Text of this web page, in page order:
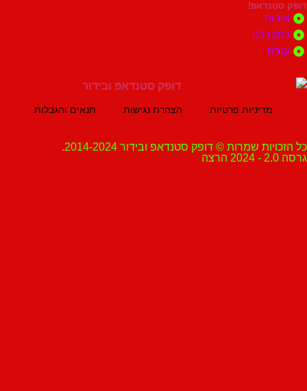
לנו
מדיניות פרטיות הצהרת נגישות תנאים והגבלות
שמרות © דופק סטנדאפ ובידור 2014-2024.